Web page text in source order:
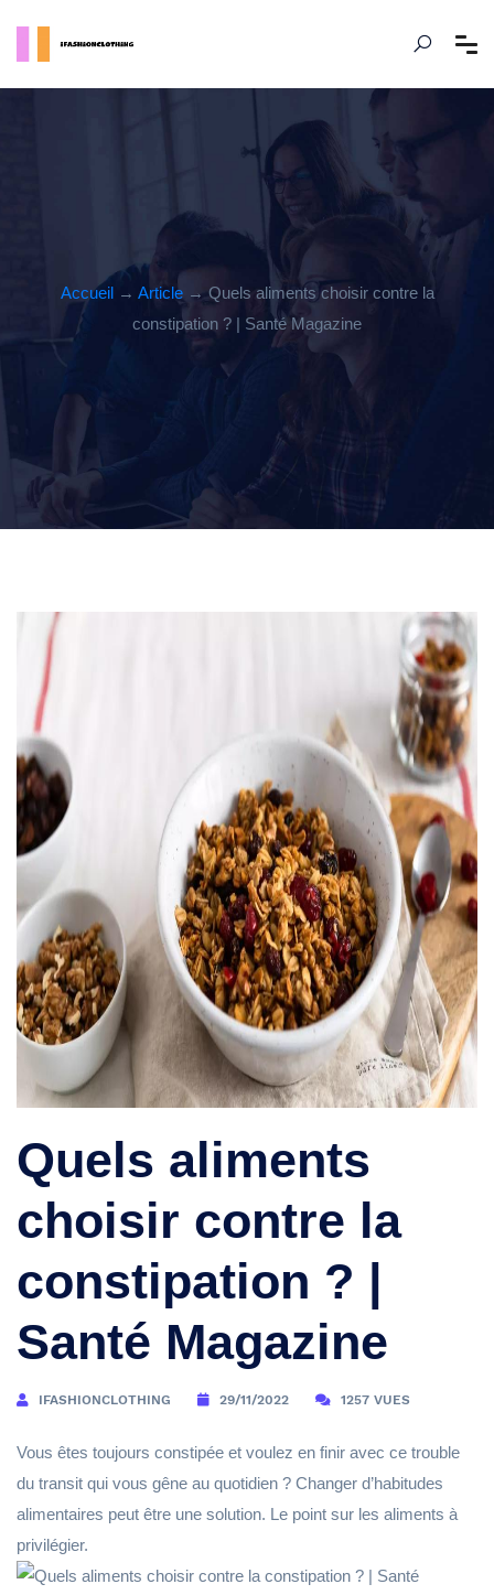
Accueil→ Article→ Quels aliments choisir contre la
constipation ? | Santé Magazine
Quels aliments
choisir contre la
constipation ? |
Santé Magazine
IFASHIONCLOTHING 29/11/2022 1257 VUES
Vous êtes toujours constipée et voulez en finir avec ce trouble
du transit qui vous gêne au quotidien ? Changer d’habitudes
alimentaires peut être une solution. Le point sur les aliments à
privilégier.